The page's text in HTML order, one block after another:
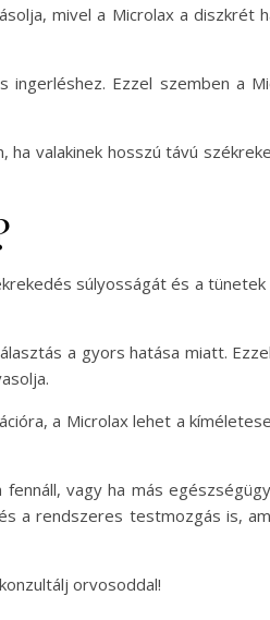
mivel a Microlax a diszkrét
Ezzel szemben a
valakinek hosszú távú
súlyosságát és a
a gyors hatása miatt.
a Microlax lehet a
vagy ha más
a rendszeres testmozgás is,
orvosoddal!